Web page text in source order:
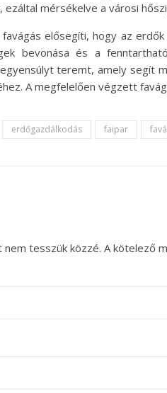
mérsékelve a városi
elősegíti, hogy az
bevonása és a
teremt, amely segít
A megfelelően végzett
erdőgazdálkodás faipar
nem tesszük közzé. A kötelező